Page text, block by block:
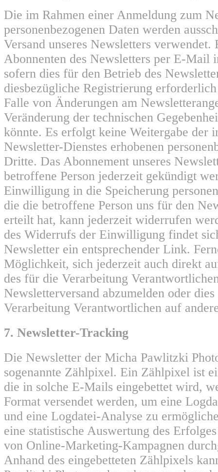
Die im Rahmen einer Anmeldung zum
personenbezogenen Daten werden
Versand unseres Newsletters verwendet.
Abonnenten des Newsletters per E-Mail
sofern dies für den Betrieb des
diesbezügliche Registrierung
Falle von Änderungen am
Veränderung der technischen
könnte. Es erfolgt keine Weitergabe der
Newsletter-Dienstes erhobenen
Dritte. Das Abonnement unseres
betroffene Person jederzeit gekündigt
Einwilligung in die Speicherung
die die betroffene Person uns für den
erteilt hat, kann jederzeit widerrufen
des Widerrufs der Einwilligung findet
Newsletter ein entsprechender Link.
Möglichkeit, sich jederzeit auch direkt
des für die Verarbeitung
Newsletterversand abzumelden oder
Verarbeitung Verantwortlichen auf
7. Newsletter-Tracking
Die Newsletter der Micha Pawlitzki
sogenannte Zählpixel. Ein Zählpixel ist
die in solche E-Mails eingebettet wird,
Format versendet werden, um eine
und eine Logdatei-Analyse zu
eine statistische Auswertung des
von Online-Marketing-Kampagnen
Anhand des eingebetteten Zählpixels